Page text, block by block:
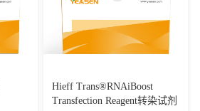
Hieff Trans®RNAiBoost
Transfection Reagent转染试剂